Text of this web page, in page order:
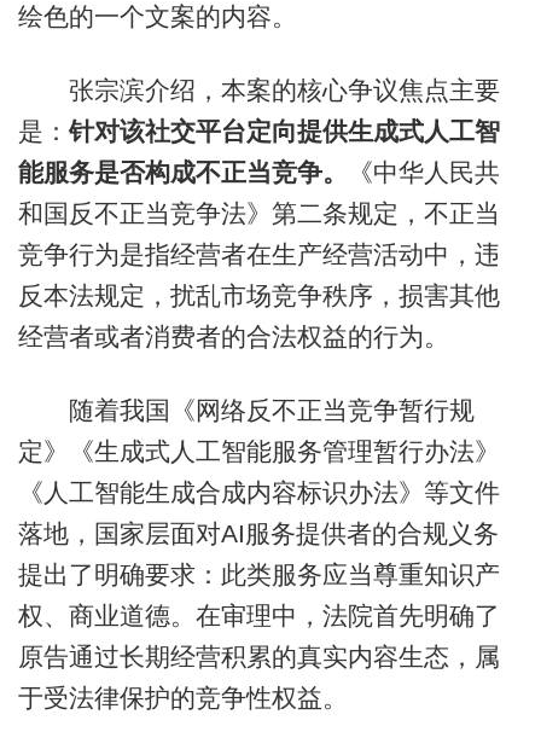
绘色的一个文案的内容。
张宗滨介绍，本案的核心争议焦点主要
是：针对该社交平台定向提供生成式人工智
能服务是否构成不正当竞争。
《中华人民共
和国反不正当竞争法》第二条规定，不正当
竞争行为是指经营者在生产经营活动中，违
反本法规定，扰乱市场竞争秩序，损害其他
经营者或者消费者的合法权益的行为。
随着我国《网络反不正当竞争暂行规
定》《生成式人工智能服务管理暂行办法》
《人工智能生成合成内容标识办法》等文件
落地，国家层面对AI服务提供者的合规义务
提出了明确要求：此类服务应当尊重知识产
权、商业道德。在审理中，法院首先明确了
原告通过长期经营积累的真实内容生态，属
于受法律保护的竞争性权益。